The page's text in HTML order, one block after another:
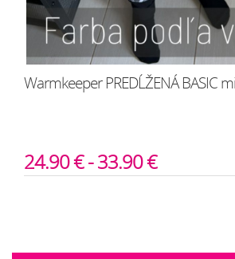
Warmkeeper PREDĹŽENÁ BASIC
24.90 € - 33.90 €